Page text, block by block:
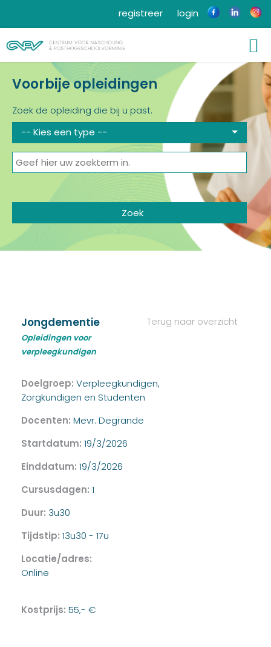
login
registreer
Voorbije opleidingen
Zoek de opleiding die bij u past.
-- Kies een type --
Terug naar overzicht
Jongdementie
Opleidingen voor
verpleegkundigen
Doelgroep: Verpleegkundigen,
Zorgkundigen en Studenten
Docenten: Mevr. Degrande
Startdatum: 19/3/2026
Einddatum: 19/3/2026
Cursusdagen: 1
Duur: 3u30
Tijdstip: 13u30 - 17u
Locatie/adres:
Online
Kostprijs: 55,- €